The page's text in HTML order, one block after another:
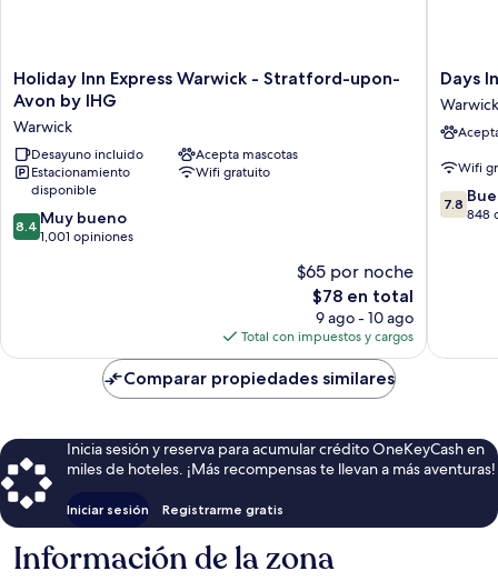
Holiday
Inn
Warwick
-
Stratford-
upon-
Avon
by
Holiday Inn Express Warwick - Stratford-upon-
Avon by IHG
Warwick
Desayuno incluido
Acepta mascotas
Estacionamiento
disponible
Wifi gratuito
8.4
de
8.4 Muy bueno
1,001 opiniones
$65 por noche
El
precio
actual
es
de
$78
$78 en total
9 ago - 10 ago
Total con impuestos y cargos
Days
Inn
by
South
M40
Warwick
Days
Warwick
Wifi
7.8
de
7.8
848
Comparar propiedades similares
Inicia sesión y reserva para acumular crédito OneKeyCash en
miles de hoteles. ¡Más recompensas te llevan a más aventuras!
Iniciar sesión Registrarme gratis
Información de la zona